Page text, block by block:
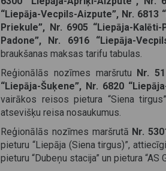
“Liepāja-Vecpils-Aizpute”, Nr. 6813
Priekule”, Nr. 6905 “Liepāja-
Padone”, Nr. 6916 “Liepāja-
braukšanas maksas tarifu tabulas.
Reģionālās nozīmes maršrutu Nr.
“Liepāja-Šuķene”, Nr. 6820
vairākos reisos pietura “Siena
atsevišķu reisa nosaukumus.
Reģionālās nozīmes maršrutā Nr.
pieturu “Liepāja (Siena tirgus)”,
pieturu “Dubeņu stacija” un pietura “AS